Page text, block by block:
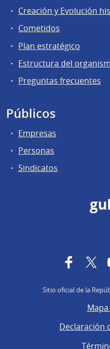
Creación y Evolución
Cometidos
Plan estratégico
Estructura del
Preguntas frecuentes
Públicos
Empresas
Personas
Sindicatos
Sitio oficial de la
Declaración